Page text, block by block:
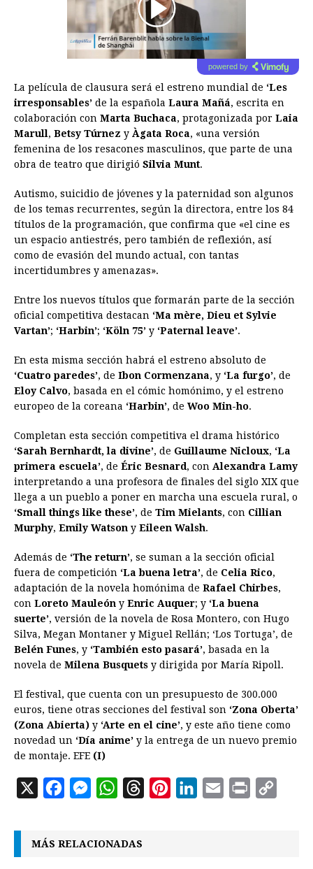
00:00/01:00
powered by
La película de clausura será el estreno mundial de ‘Les
irresponsables’ de la española Laura Mañá, escrita en
colaboración con Marta Buchaca, protagonizada por Laia
Marull, Betsy Túrnez y Àgata Roca, «una versión
femenina de los resacones masculinos, que parte de una
obra de teatro que dirigió Silvia Munt.
Autismo, suicidio de jóvenes y la paternidad son algunos
de los temas recurrentes, según la directora, entre los 84
títulos de la programación, que confirma que «el cine es
un espacio antiestrés, pero también de reflexión, así
como de evasión del mundo actual, con tantas
incertidumbres y amenazas».
Entre los nuevos títulos que formarán parte de la sección
oficial competitiva destacan ‘Ma mère, Dieu et Sylvie
Vartan’; ‘Harbin’; ‘Köln 75’ y ‘Paternal leave’.
En esta misma sección habrá el estreno absoluto de
‘Cuatro paredes’, de Ibon Cormenzana, y ‘La furgo’, de
Eloy Calvo, basada en el cómic homónimo, y el estreno
europeo de la coreana ‘Harbin’, de Woo Min-ho.
Completan esta sección competitiva el drama histórico
‘Sarah Bernhardt, la divine’, de Guillaume Nicloux, ‘La
primera escuela’, de Éric Besnard, con Alexandra Lamy
interpretando a una profesora de finales del siglo XIX que
llega a un pueblo a poner en marcha una escuela rural, o
‘Small things like these’, de Tim Mielants, con Cillian
Murphy, Emily Watson y Eileen Walsh.
Además de ‘The return’, se suman a la sección oficial
fuera de competición ‘La buena letra’, de Celia Rico,
adaptación de la novela homónima de Rafael Chirbes,
con Loreto Mauleón y Enric Auquer; y ‘La buena
suerte’, versión de la novela de Rosa Montero, con Hugo
Silva, Megan Montaner y Miguel Rellán; ‘Los Tortuga’, de
Belén Funes, y ‘También esto pasará’, basada en la
novela de Milena Busquets y dirigida por María Ripoll.
El festival, que cuenta con un presupuesto de 300.000
euros, tiene otras secciones del festival son ‘Zona Oberta’
(Zona Abierta) y ‘Arte en el cine’, y este año tiene como
novedad un ‘Día anime’ y la entrega de un nuevo premio
de montaje. EFE (I)
X
e
M
s
W
t
MÁS RELACIONADAS